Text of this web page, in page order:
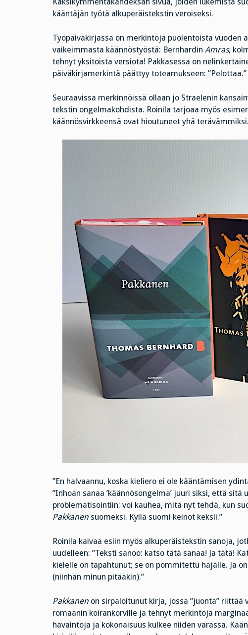
kääntäjän työtä alkuperäistekstin veroiseksi.
Työpäiväkirjassa on merkintöjä puolentoista vuoden
vaikeimmasta käännöstyöstä: Bernhardin Amras,
tehnyt yksitoista versiota! Pakkasessa on
päiväkirjamerkintä päättyy toteamukseen: ”Pelottaa.”
Seuraavissa merkinnöissä ollaan jo Straelenin
tekstin ongelmakohdista. Roinila tarjoaa myös
käännösvirkkeensä ovat hioutuneet yhä terävämmiksi.
”En halvaannu, koska kieliero ei ole kääntämisen
”Inhoan sanaa ’käännösongelma’ juuri siksi, että
problematisointiin: voi kauhea, mitä nyt tehdä, kun
Pakkanensuomeksi. Kyllä suomi keinot keksii.”
Roinila kaivaa esiin myös alkuperäistekstin sanoja,
uudelleen: ”Teksti sanoo: katso tätä sanaa! Ja tätä!
kielelle on tapahtunut; se on pommitettu hajalle. Ja
(niinhän minun pitääkin).”
Pakkanenon sirpaloitunut kirja, jossa ”juonta” riittää
romaanin koirankorville ja tehnyt merkintöjä
havaintoja ja kokonaisuus kulkee niiden varassa.